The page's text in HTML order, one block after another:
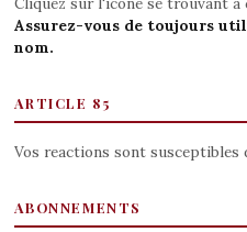
Assurez-vous de toujours
nom.
ARTICLE 85
Vos reactions sont susceptibles
ABONNEMENTS